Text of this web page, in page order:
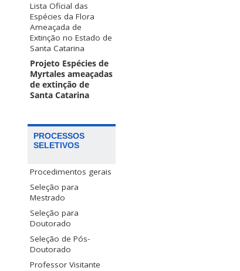
Lista Oficial das
Espécies da Flora
Ameaçada de
Extinção no Estado de
Santa Catarina
Projeto Espécies de
Myrtales ameaçadas
de extinção de
Santa Catarina
PROCESSOS
SELETIVOS
Procedimentos gerais
Seleção para
Mestrado
Seleção para
Doutorado
Seleção de Pós-
Doutorado
Professor Visitante